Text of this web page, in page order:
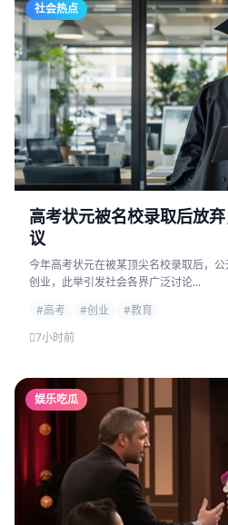
社会热点
高考状元被名校录取后放
议
今年高考状元在被某顶尖名校录取后，
创业，此举引发社会各界广泛讨论...
#高考
#创业
#教育
7小时前
娱乐吃瓜